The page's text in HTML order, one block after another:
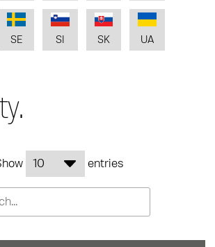
SE SI SK UA
entries